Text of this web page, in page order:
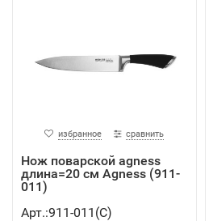
избранное сравнить
Нож поварской agness
длина=20 см Agness (911-
011)
Арт.:911-011(C)